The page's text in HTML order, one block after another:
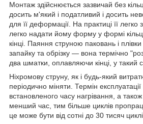
Монтаж здійснюється зазвичай без
досить м'який і податливий і досить
для її деформації. На практиці її легко
легко надати йому форму у формі
кінці. Паяння струною паковань і
запайку та обрізку — вона термічно
два шматки, оплавляючи кінці, у такий
Ніхромову струну, як і будь-який
періодично міняти. Термін
встановленого часу нагрівання, а
менший час, тим більше циклів
це може бути від сотні до 30 тисяч